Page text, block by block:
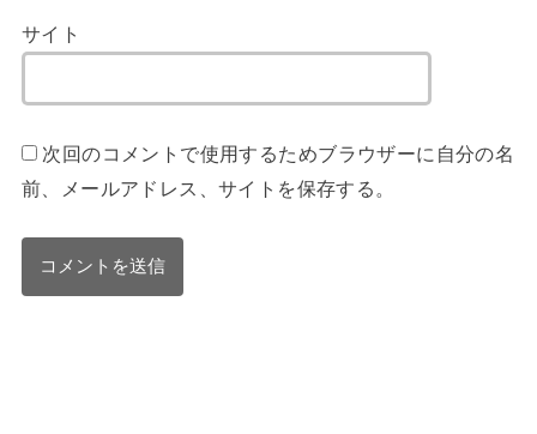
サイト
次回のコメントで使用するためブラウザーに自分の名
前、メールアドレス、サイトを保存する。